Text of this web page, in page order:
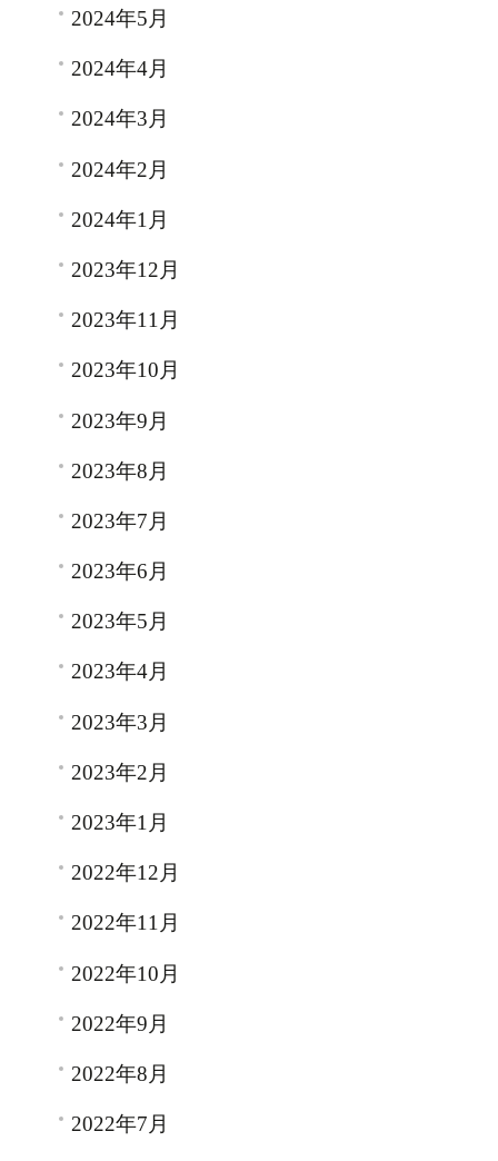
2024年5月
2024年4月
2024年3月
2024年2月
2024年1月
2023年12月
2023年11月
2023年10月
2023年9月
2023年8月
2023年7月
2023年6月
2023年5月
2023年4月
2023年3月
2023年2月
2023年1月
2022年12月
2022年11月
2022年10月
2022年9月
2022年8月
2022年7月